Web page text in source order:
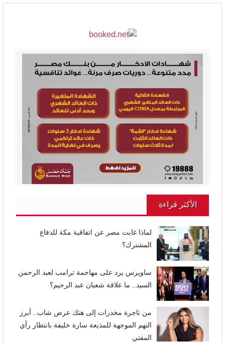
الأكثر قراءة
لماذا غابت مصر عن اتفاقية مكة للدفاع
المشترك؟
ساويرس يرد على مهاجمة ترامب لعبد الرحمن
السيد.. ما علاقة شعبان عبد الرحيم؟
من تاجرة مخدرات إلى هتك عرض شاب.. أبرز
التهم الموجهة للمذيعة سارة خليفة بانتظار رأي
المفتي